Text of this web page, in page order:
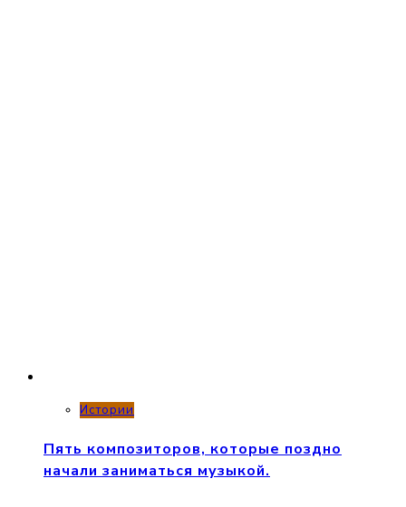
Истории
Пять композиторов, которые поздно
начали заниматься музыкой.